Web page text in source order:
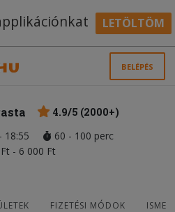
LETÖLTÖM
BELÉPÉS
4.9/5 (2000+)
18:55
60 - 100 perc
- 6 000 Ft
FIZETÉSI MÓDOK